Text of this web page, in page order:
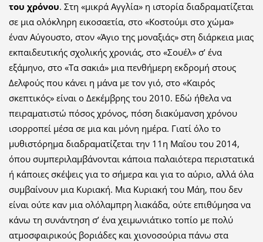
του χρόνου. Στη «μικρά Αγγλία» η ιστορία διαδραματίζεται
σε μια ολόκληρη εικοσαετία, στο «Κοστούμι στο χώμα»
έναν Αύγουστο, στον «Άγιο της μοναξιάς» στη διάρκεια μιας
εκπαιδευτικής σχολικής χρονιάς, στο «Σουέλ» σ’ ένα
εξάμηνο, στο «Τα σακιά» μια πενθήμερη εκδρομή στους
Δελφούς που κάνει η μάνα με τον γιό, στο «Καιρός
σκεπτικός» είναι ο Δεκέμβρης του 2010. Εδώ ήθελα να
πειραματιστώ πόσος χρόνος, πόση διακύμανση χρόνου
ισορροπεί μέσα σε μια και μόνη ημέρα. Γιατί όλο το
μυθιστόρημα διαδραματίζεται την 11η Μαΐου του 2014,
όπου συμπεριλαμβάνονται κάποια παλαιότερα περιστατικά
ή κάποιες σκέψεις για το σήμερα και για το αύριο, αλλά όλα
συμβαίνουν μια Κυριακή. Μια Κυριακή του Μάη, που δεν
είναι ούτε καν μια ολόλαμπρη λιακάδα, ούτε επιθύμησα να
κάνω τη συνάντηση σ’ ένα χειμωνιάτικο τοπίο με πολύ
ατμοσφαιρικούς βοριάδες και χιονοσούρια πάνω στα